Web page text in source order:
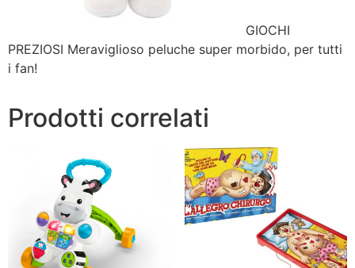
GIOCHI
PREZIOSI Meraviglioso peluche super morbido, per tutti
i fan!
Prodotti correlati